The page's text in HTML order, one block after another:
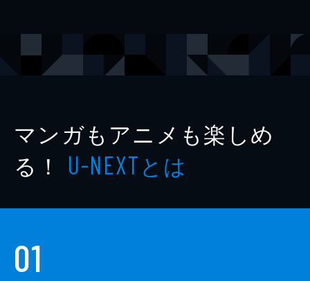
レーベル トレモア・ロマンス
マンガもアニメも楽しめ
る！ U-NEXTとは
01